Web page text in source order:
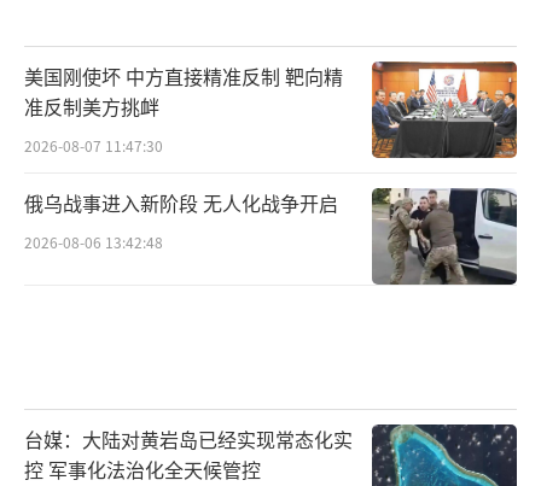
美国刚使坏 中方直接精准反制 靶向精
准反制美方挑衅
2026-08-07 11:47:30
俄乌战事进入新阶段 无人化战争开启
2026-08-06 13:42:48
台媒：大陆对黄岩岛已经实现常态化实
控 军事化法治化全天候管控